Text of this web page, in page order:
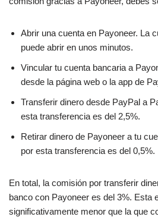
Abrir una cuenta en Payoneer. La
puede abrir en unos minutos.
Vincular tu cuenta bancaria a
desde la página web o la app de
Transferir dinero desde PayPal a
esta transferencia es del 2,5%.
Retirar dinero de Payoneer a tu
por esta transferencia es del 0,5%.
En total, la comisión por transferir
banco con Payoneer es del 3%. Esta
significativamente menor que la que